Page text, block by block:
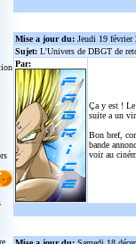
Mise a jour du: Jeudi 19 février
Sujet: L'Univers de DBGT de
Par:
Ça y est !
suite a un
Bon bref,
bande
voir au